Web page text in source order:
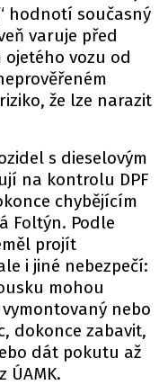
hodnotí současný
varuje před
vozu od
že lze narazit
s dieselovým
na kontrolu DPF
chybějícím
Foltýn. Podle
projít
i jiné nebezpečí:
mohou
nebo
dokonce zabavit,
dát pokutu až
ÚAMK.